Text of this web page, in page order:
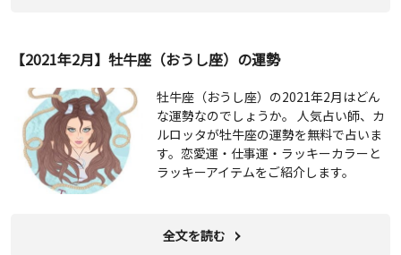
【2021年2月】牡牛座（おうし座）の運勢
牡牛座（おうし座）の2021年2月はどん
な運勢なのでしょうか。 人気占い師、カ
ルロッタが牡牛座の運勢を無料で占いま
す。恋愛運・仕事運・ラッキーカラーと
ラッキーアイテムをご紹介します。
全文を読む